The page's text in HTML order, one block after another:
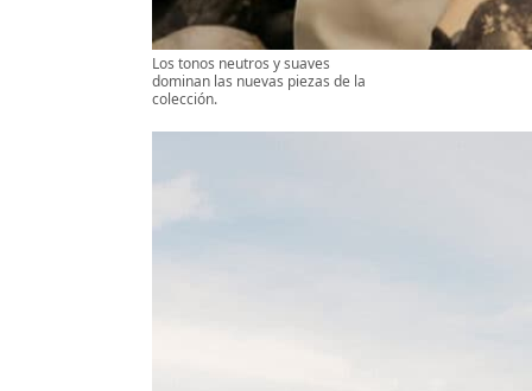
Los tonos neutros y suaves
dominan las nuevas piezas de la
colección.